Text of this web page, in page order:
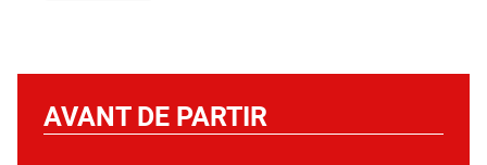
AVANT DE PARTIR